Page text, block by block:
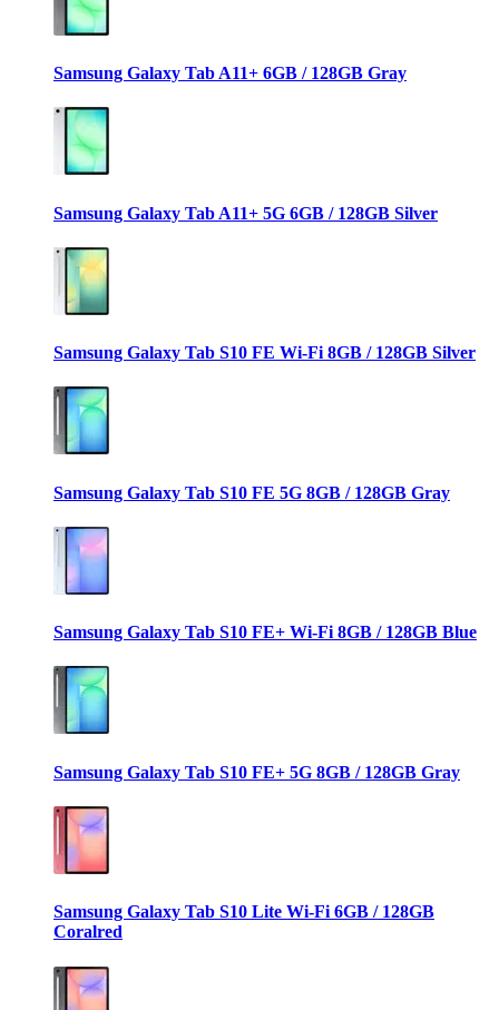
Samsung Galaxy Tab A11+ 6GB / 128GB Gray
Samsung Galaxy Tab A11+ 5G 6GB / 128GB Silver
Samsung Galaxy Tab S10 FE Wi-Fi 8GB / 128GB Silver
Samsung Galaxy Tab S10 FE 5G 8GB / 128GB Gray
Samsung Galaxy Tab S10 FE+ Wi-Fi 8GB / 128GB Blue
Samsung Galaxy Tab S10 FE+ 5G 8GB / 128GB Gray
Samsung Galaxy Tab S10 Lite Wi-Fi 6GB / 128GB
Coralred